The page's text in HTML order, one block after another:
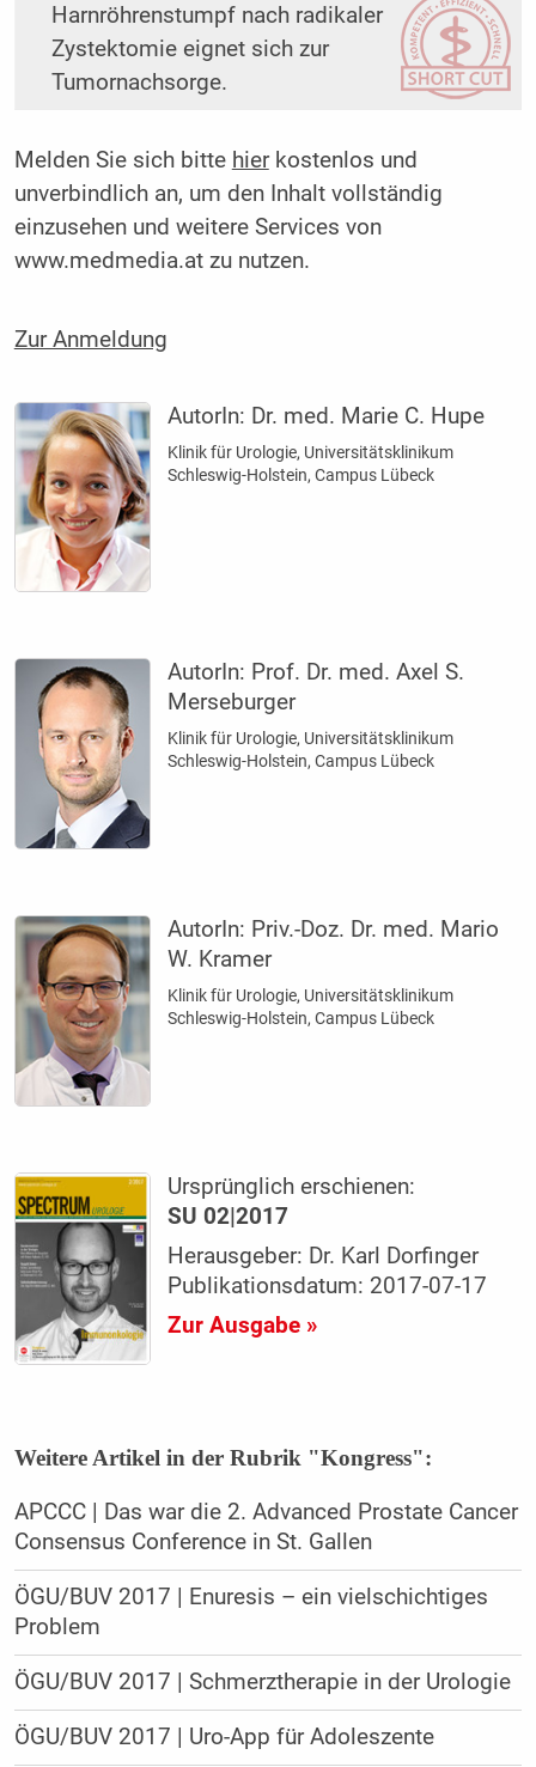
Harnröhrenstumpf nach radikaler
Zystektomie eignet sich zur
Tumornachsorge.
Melden Sie sich bitte hierkostenlos und
unverbindlich an, um den Inhalt vollständig
einzusehen und weitere Services von
www.medmedia.at zu nutzen.
Zur Anmeldung
AutorIn: Dr. med. Marie C. Hupe
Klinik für Urologie, Universitätsklinikum
Schleswig-Holstein, Campus Lübeck
AutorIn: Prof. Dr. med. Axel S.
Merseburger
Klinik für Urologie, Universitätsklinikum
Schleswig-Holstein, Campus Lübeck
AutorIn: Priv.-Doz. Dr. med. Mario
W. Kramer
Klinik für Urologie, Universitätsklinikum
Schleswig-Holstein, Campus Lübeck
Ursprünglich erschienen:
SU 02|2017
Herausgeber: Dr. Karl Dorfinger
Publikationsdatum: 2017-07-17
Zur Ausgabe »
Weitere Artikel in der Rubrik "Kongress":
APCCC | Das war die 2. Advanced Prostate Cancer
Consensus Conference in St. Gallen
ÖGU/BUV 2017 | Enuresis – ein vielschichtiges
Problem
ÖGU/BUV 2017 | Schmerztherapie in der Urologie
ÖGU/BUV 2017 | Uro-App für Adoleszente